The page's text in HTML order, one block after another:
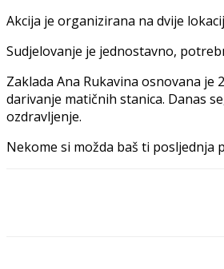
Akcija je organizirana na dvije
Sudjelovanje je jednostavno,
Zaklada Ana Rukavina osnovana
darivanje matičnih stanica. Danas
ozdravljenje.
Nekome si možda baš ti posljednja